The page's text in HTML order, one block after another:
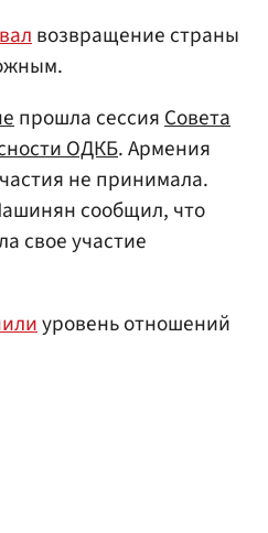
возвращение страны
прошла сессияСовета
ОДКБ. Армения
не принимала.
сообщил, что
свое участие
уровень отношений